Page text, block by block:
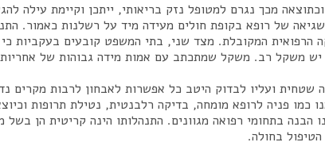
מכך נגרם למטופל נזק בריאותי, ייתכן וקיימת עילה
של רופא בקופת חולים מעידה מיד על רשלנות כאמור.
הרפואית המקובלת. מצד שני, בתי המשפט קובעים בעקביות
יש משקל רב. משקל שמתכתב עם אמות מידה גבוהות של
ועליו לבדוק היטב כל אפשרות לאבחון לרבות מקרים
כמו פניה לרופא מומחה, בדיקה רלבנטית, נטילת תרופות
בתחומי רפואה מגוונים. התנהלותו הינה קריטית הן בשל
בחולה.